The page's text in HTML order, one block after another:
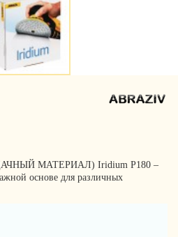
МАТЕРИАЛ) Iridium P180 –
основе для различных